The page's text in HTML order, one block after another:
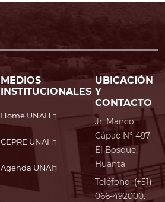
MEDIOS
INSTITUCIONALES
Home UNAH
CEPRE UNAH
Agenda UNAH
UBICACIÓN
Y
CONTACTO
Jr. Manco
Cápac N° 497 -
El Bosque,
Huanta
Teléfono: (+51)
066-492000.